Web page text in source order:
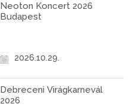
Neoton Koncert 2026
Budapest
2026.10.29.
Debreceni Virágkarnevál
2026